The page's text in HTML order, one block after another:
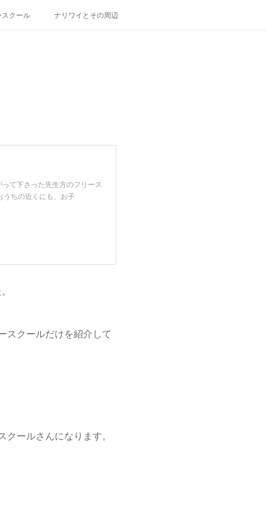
クール ナリワイとその周辺
て下さった先生方のフリース
うちの近くにも、お子
スクールだけを紹介して
ールさんになります。